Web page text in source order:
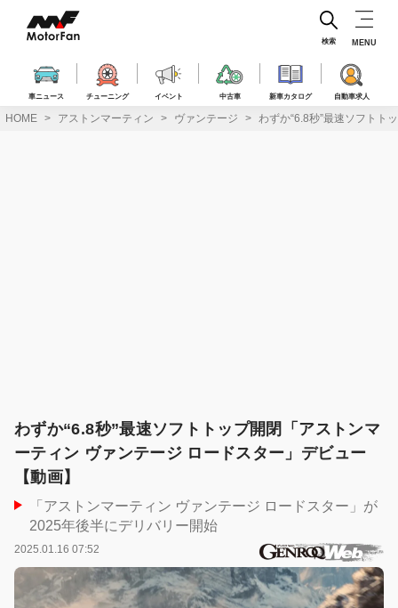
ス
車ニュース チューニング イベント 中古車 新車カタログ 自動車求人
検索 MENU
HOME アストンマーティン ヴァンテージ わずか“6.8秒”最速ソフトト
わずか“6.8秒”最速ソフトトップ開閉「アストンマ
ーティン ヴァンテージ ロードスター」デビュー
【動画】
「アストンマーティン ヴァンテージ ロードスター」が
2025年後半にデリバリー開始
2025.01.16 07:52